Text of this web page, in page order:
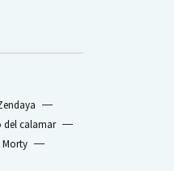
del calamar
Morty